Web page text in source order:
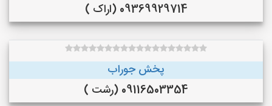
09369929714 (اراک )
پخش جوراب
09116503354 (رشت )